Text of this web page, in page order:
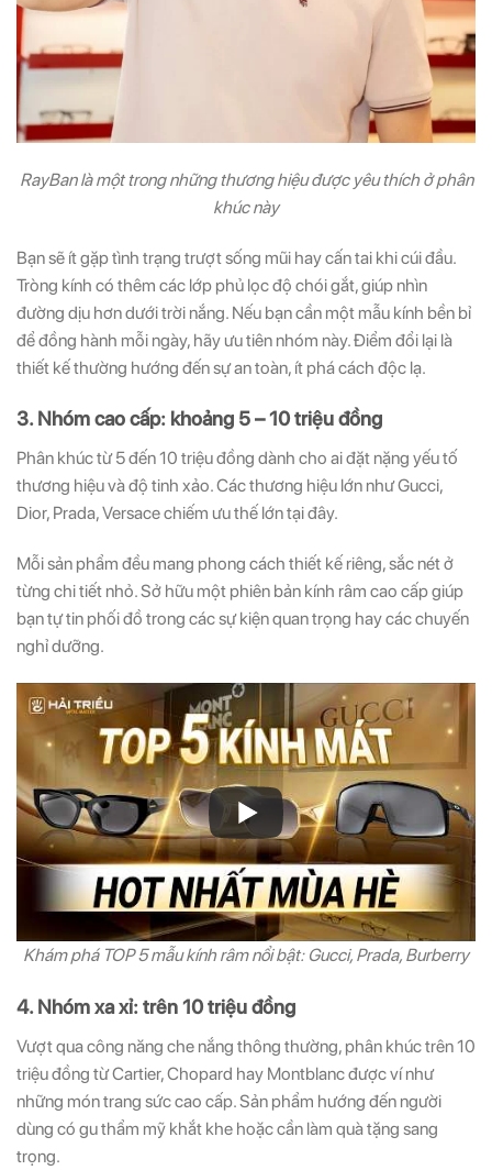
RayBan là một trong những thương hiệu được yêu thích ở phân
khúc này
Bạn sẽ ít gặp tình trạng trượt sống mũi hay cấn tai khi cúi đầu.
Tròng kính có thêm các lớp phủ lọc độ chói gắt, giúp nhìn
đường dịu hơn dưới trời nắng. Nếu bạn cần một mẫu kính bền bỉ
để đồng hành mỗi ngày, hãy ưu tiên nhóm này. Điểm đổi lại là
thiết kế thường hướng đến sự an toàn, ít phá cách độc lạ.
3. Nhóm cao cấp: khoảng 5 – 10 triệu đồng
Phân khúc từ 5 đến 10 triệu đồng dành cho ai đặt nặng yếu tố
thương hiệu và độ tinh xảo. Các thương hiệu lớn như Gucci,
Dior, Prada, Versace chiếm ưu thế lớn tại đây.
Mỗi sản phẩm đều mang phong cách thiết kế riêng, sắc nét ở
từng chi tiết nhỏ. Sở hữu một phiên bản kính râm cao cấp giúp
bạn tự tin phối đồ trong các sự kiện quan trọng hay các chuyến
nghỉ dưỡng.
Khám phá TOP 5 mẫu kính râm nổi bật: Gucci, Prada, Burberry
4. Nhóm xa xỉ: trên 10 triệu đồng
Vượt qua công năng che nắng thông thường, phân khúc trên 10
triệu đồng từ Cartier, Chopard hay Montblanc được ví như
những món trang sức cao cấp. Sản phẩm hướng đến người
dùng có gu thẩm mỹ khắt khe hoặc cần làm quà tặng sang
trọng.